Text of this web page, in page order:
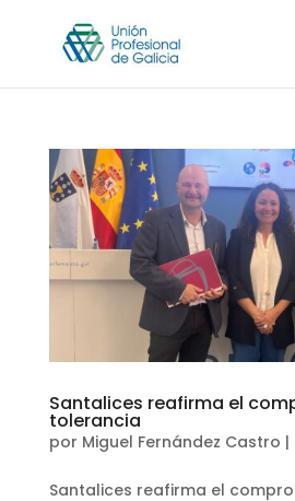
Santalices reafirma el
tolerancia
por Miguel Fernández Castro |
Santalices reafirma el